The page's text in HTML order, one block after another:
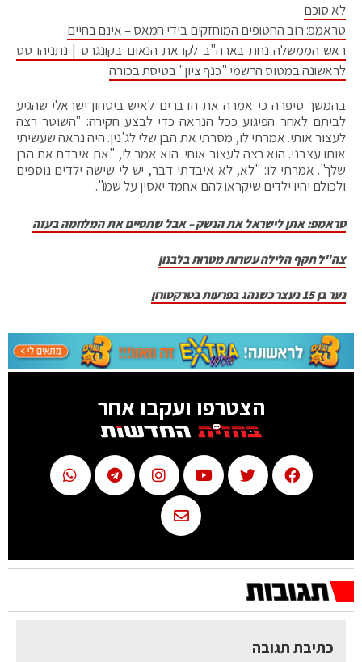
לא סוכם
טראמפ: רוב החטופים המוחזקים בידי חמאס – אינם בחיים
ראש הממשלה נחת בארה"ב לקראת הנאום בקונגרס | נתניהו טס
לראשונה במטוס הרשמי "כנף ציון" בטיסת בכורה
בהמשך סיפרה כי אמרה את הדברים לאיש ביטחון ישראלי שהגיע
לביתם לאחר הפיגוע ככל הנראה כדי לבצע חקירה: "השוטר רצה
לעצור אותי. אמרתי לו, מסרתי את הבן שלי לג'נין. היה נראה שעשיתי
אותו עצבני. הוא רצה לעצור אותי. הוא אמר לי, "את איבדת את הבן
שלך". אמרתי לו: "לא, לא איבדתי דבר, יש לי שישה ילדים נוספים
ולכולם יהיו ילדים שיקראו להם אחמד יאסין על שמו".
טראמפ: אתן לישראל את הנשק – אבל שתסיים את המלחמה בעזה
צה"ל תקף הלילה עשרות מטרות בלבנון
נער בן 15 נעצר כשנהג בפרעות בטרקטורון
הצטרפו ועקבו אחר
כתיבת תגובה